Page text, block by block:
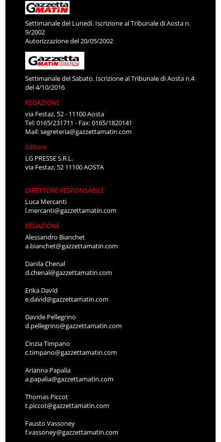
Settimanale del Lunedì. Iscrizione al Tribunale di Aosta n.
9/2002
Autorizzazione del 20/05/2002
Settimanale del Sabato. Iscrizione al Tribunale di Aosta n.4
del 4/10/2016
REDAZIONE
via Festaz, 52 - 11100 Aosta
Tel: 0165/231711 - Fax: 0165/1820141
Mail:segreteria@gazzettamatin.com
Editore
LG PRESSE S.R.L.
via Festaz, 52 11100 AOSTA
DIRETTORE RESPONSABILE
Luca Mercanti
l.mercanti@gazzettamatin.com
REDAZIONE
Alessandro Bianchet
a.bianchet@gazzettamatin.com
Danila Chenal
d.chenal@gazzettamatin.com
Erika David
e.david@gazzettamatin.com
Davide Pellegrino
d.pellegrino@gazzettamatin.com
Cinzia Timpano
c.timpano@gazzettamatin.com
Arianna Papalia
a.papalia@gazzettamatin.com
Thomas Piccot
t.piccot@gazzettamatin.com
Fausto Vassoney
f.vassoney@gazzettamatin.com